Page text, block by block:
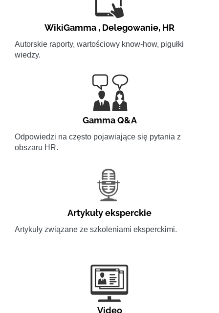
WikiGamma , Delegowanie, HR
Autorskie raporty, wartościowy know-how, pigułki
wiedzy.
Gamma Q&A
Odpowiedzi na często pojawiające się pytania z
obszaru HR.
Artykuły eksperckie
Artykuły związane ze szkoleniami eksperckimi.
Video